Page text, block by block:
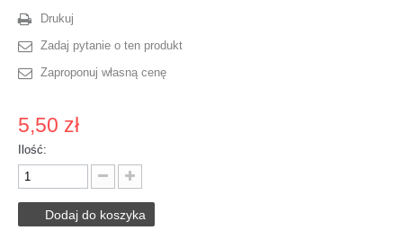
Drukuj
Zadaj pytanie o ten produkt
Zaproponuj własną cenę
5,50 zł
Ilość:
Dodaj do koszyka